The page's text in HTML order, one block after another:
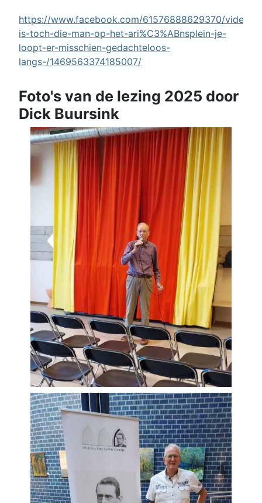
https://www.facebook.com/61576888629370/videos/
is-toch-die-man-op-het-ari%C3%ABnsplein-je-
loopt-er-misschien-gedachteloos-
langs-/1469563374185007/
Foto's van de lezing 2025 door
Dick Buursink